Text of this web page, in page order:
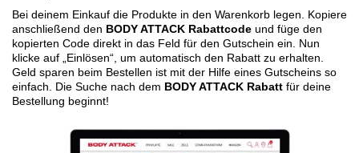
Bei deinem Einkauf die Produkte in den Warenkorb legen. Kopiere
anschließend den BODY ATTACK Rabattcode und füge den
kopierten Code direkt in das Feld für den Gutschein ein. Nun
klicke auf „Einlösen“, um automatisch den Rabatt zu erhalten.
Geld sparen beim Bestellen ist mit der Hilfe eines Gutscheins so
einfach. Die Suche nach dem BODY ATTACK Rabatt für deine
Bestellung beginnt!